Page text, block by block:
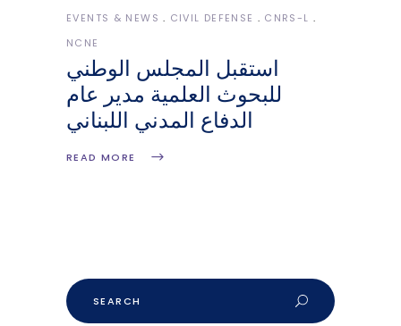
EVENTS & NEWS CIVIL DEFENSE
CNRS-L
NCNE
استقبل المجلس الوطني
للبحوث العلمية مدير عام
الدفاع المدني اللبناني
READ MORE
Search